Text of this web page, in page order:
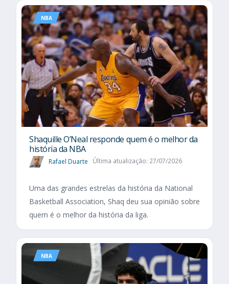
NBA
Shaquille O’Neal responde quem é o melhor da
história da NBA
Rafael Duarte Última atualização: 27/07/2026
Uma das grandes estrelas da história da National
Basketball Association, Shaq deu sua opinião sobre
quem é o melhor da história da liga.
NBA